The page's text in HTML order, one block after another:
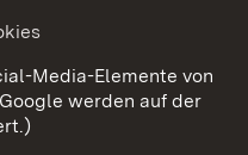
Media-Elemente von
werden auf der